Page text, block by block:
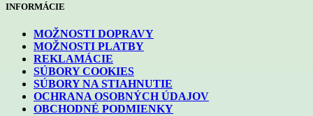
INFORMÁCIE
MOŽNOSTI DOPRAVY
MOŽNOSTI PLATBY
REKLAMÁCIE
SÚBORY COOKIES
SÚBORY NA STIAHNUTIE
OCHRANA OSOBNÝCH ÚDAJOV
OBCHODNÉ PODMIENKY